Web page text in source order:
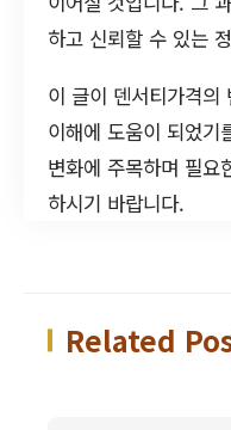
하고 신뢰할 수 있는
이 글이 덴서티가격의
이해에 도움이 되었기
변화에 주목하며 필요
하시기 바랍니다.
Related